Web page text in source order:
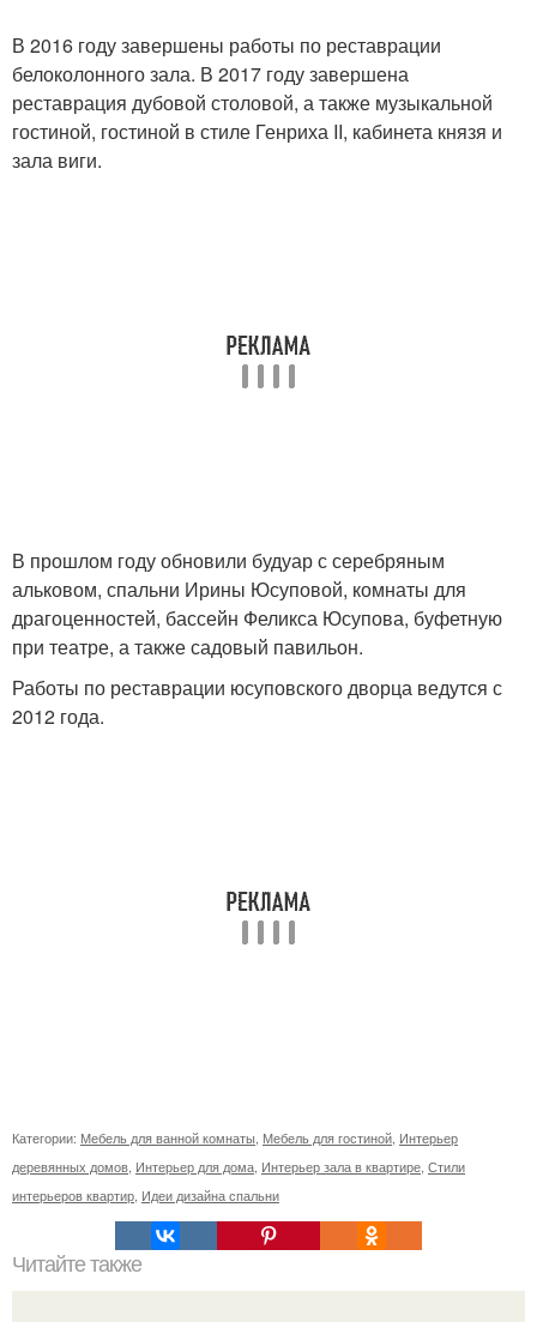
В 2016 году завершены работы по реставрации
белоколонного зала. В 2017 году завершена
реставрация дубовой столовой, а также музыкальной
гостиной, гостиной в стиле Генриха II, кабинета князя и
зала виги.
В прошлом году обновили будуар с серебряным
альковом, спальни Ирины Юсуповой, комнаты для
драгоценностей, бассейн Феликса Юсупова, буфетную
при театре, а также садовый павильон.
Работы по реставрации юсуповского дворца ведутся с
2012 года.
Категории: Мебель для ванной комнаты Мебель для гостиной Интерьер
деревянных домов Интерьер для дома Интерьер зала в квартире Стили
интерьеров квартир Идеи дизайна спальни
Читайте также